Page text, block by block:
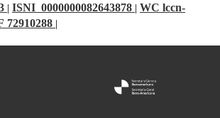
| ISNI 0000000082643878 | WC lccn-
72910288 |